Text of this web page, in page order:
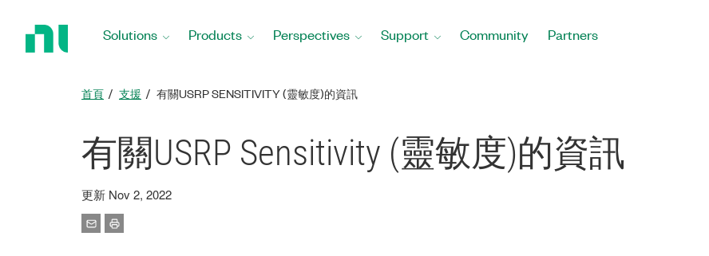
Solutions Products Perspectives Support Community Partners
首頁 支援 有關USRP SENSITIVITY (靈敏度)的資訊
有關USRP Sensitivity (靈敏度)的資訊
更新 Nov 2, 2022